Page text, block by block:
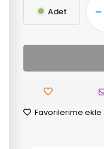
Adet
Favorilerime ekle